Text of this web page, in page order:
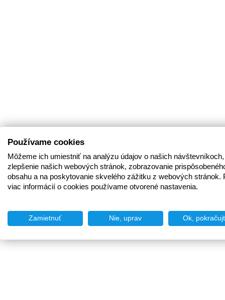
Používame cookies
Môžeme ich umiestniť na analýzu údajov o našich
zlepšenie našich webových stránok, zobrazovanie
obsahu a na poskytovanie skvelého zážitku z webových stránok.
viac informácií o cookies používame otvorené nastavenia.
Zamietnuť Nie, uprav Ok,